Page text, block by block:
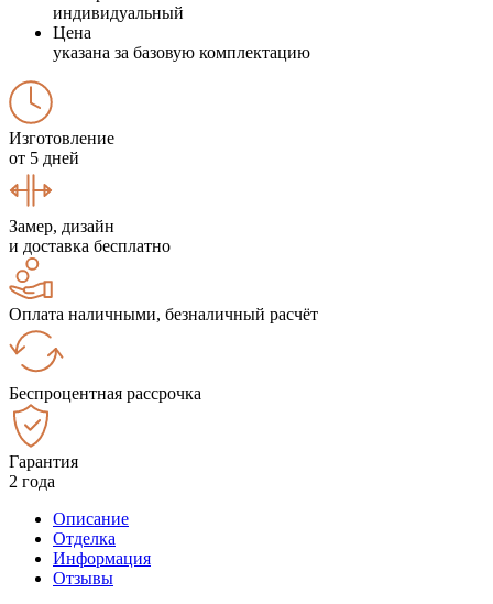
индивидуальный
Цена
указана за базовую комплектацию
Изготовление
от 5 дней
Замер, дизайн
и доставка бесплатно
Оплата наличными, безналичный расчёт
Беспроцентная рассрочка
Гарантия
2 года
Описание
Отделка
Информация
Отзывы